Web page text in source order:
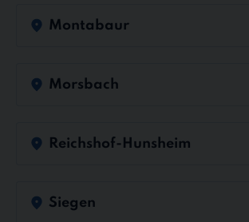
Montabaur
Morsbach
Reichshof-Hunsheim
Siegen